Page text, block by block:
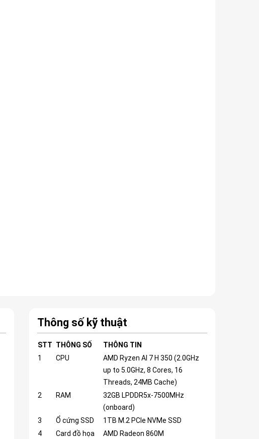
Thông số kỹ thuật
STT THÔNG SỐ
THÔNG TIN
1
CPU
AMD Ryzen AI 7 H 350 (2.0GHz
up to 5.0GHz, 8 Cores, 16
Threads, 24MB Cache)
2
RAM
32GB LPDDR5x-7500MHz
(onboard)
3
Ổ cứng SSD
1TB M.2 PCIe NVMe SSD
4
Card đồ họa
AMD Radeon 860M